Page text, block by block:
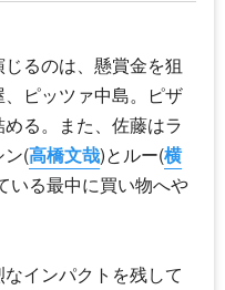
るのは、懸賞金を狙
ピッツァ中島。ピザ
る。また、佐藤はラ
ン(高橋文哉)とルー(横
いる最中に買い物へや
インパクトを残して